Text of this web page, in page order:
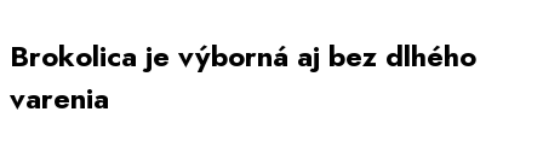
Brokolica je výborná aj bez dlhého
varenia